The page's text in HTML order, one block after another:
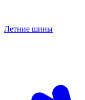
Летние шины